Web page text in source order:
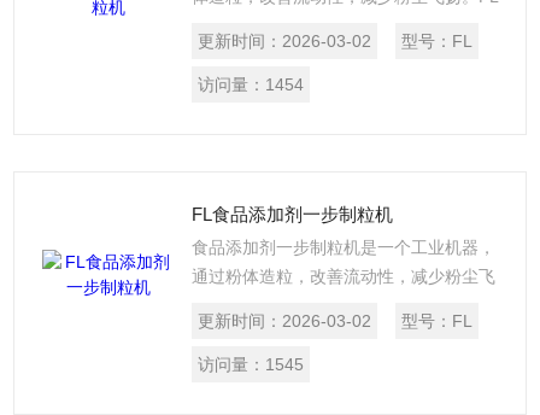
全部采用不锈钢制作，采用硅橡胶充气密
封圈密封， 采用二流式喷枪可控制颗粒大
GMP要求。
更新时间： 2026-03-02 型号： FL
访问量： 1454
FL食品添加剂一步制粒机
食品添加剂一步制粒机是一个工业机器，
通过粉体造粒，改善流动性，减少粉尘飞
触部件全部采用不锈钢制作，采用硅橡胶
充气密封圈密封， 采用二流式喷枪可控制
更新时间： 2026-03-02 型号： FL
访问量： 1545